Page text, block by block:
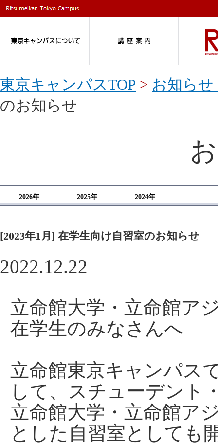
東京キャンパスTOP > お知らせ
のお知らせ
2026年 2025年 2024年
[2023年1月] 在学生向け自習室のお知らせ
2022.12.22
立命館大学・立命館ア
在学生のみなさんへ
立命館東京キャンパス
して、スチューデント
立命館大学・立命館ア
とした自習室としても